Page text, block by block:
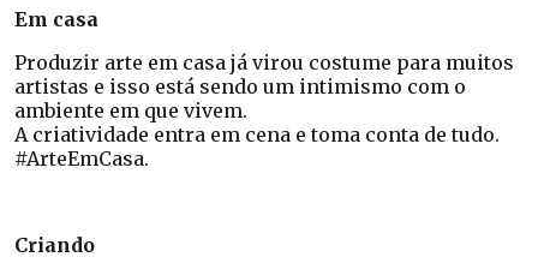
Em casa
Produzir arte em casa já virou costume para muitos
artistas e isso está sendo um intimismo com o
ambiente em que vivem.
A criatividade entra em cena e toma conta de tudo.
#ArteEmCasa.
Criando